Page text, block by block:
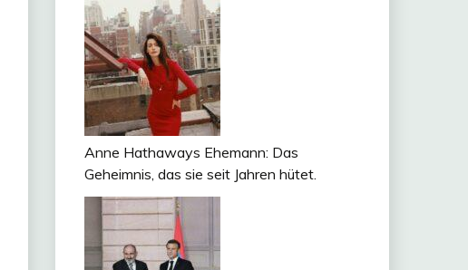
Anne Hathaways Ehemann: Das
Geheimnis, das sie seit Jahren hütet.